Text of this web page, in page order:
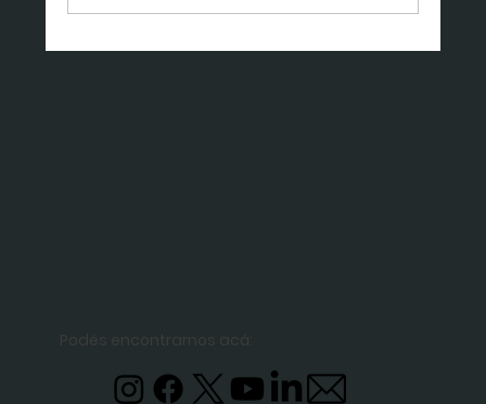
Podés encontrarnos acá: